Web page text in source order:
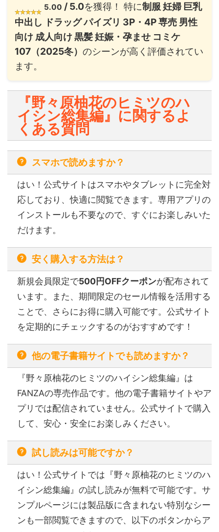
5.00 / 5.0を獲得！ 特に制服 妊婦 巨乳
中出し ドラッグ パイズリ 3P・4P 専売 男性
向け 成人向け 黒髪 妊娠・孕ませ コミケ
107（2025冬） のシーンが高く評価されてい
ます。
『野々原柚花のヒミツのハ
イシン総集編』に関するよ
くある質問
スマホで読めますか？
はい！公式サイトはスマホやタブレットに完全対
応しており、快適に閲覧できます。専用アプリの
インストールも不要なので、すぐにお楽しみいた
だけます。
安く購入する方法は？
新規会員限定で500円OFFクーポンが配布されて
います。また、期間限定のセール情報を活用する
ことで、さらにお得に購入可能です。公式サイト
を定期的にチェックするのがおすすめです！
他の電子書籍サイトでも読めますか？
『野々原柚花のヒミツのハイシン総集編』は
FANZAの専売作品です。他の電子書籍サイトやア
プリでは配信されていません。公式サイトで購入
して、安心・安全にお楽しみください。
試し読みは可能ですか？
はい！公式サイトでは『野々原柚花のヒミツのハ
イシン総集編』の試し読みが無料で可能です。サ
ンプルページには製品版に含まれない特別なシー
ンも一部閲覧できますので、以下のボタンからア